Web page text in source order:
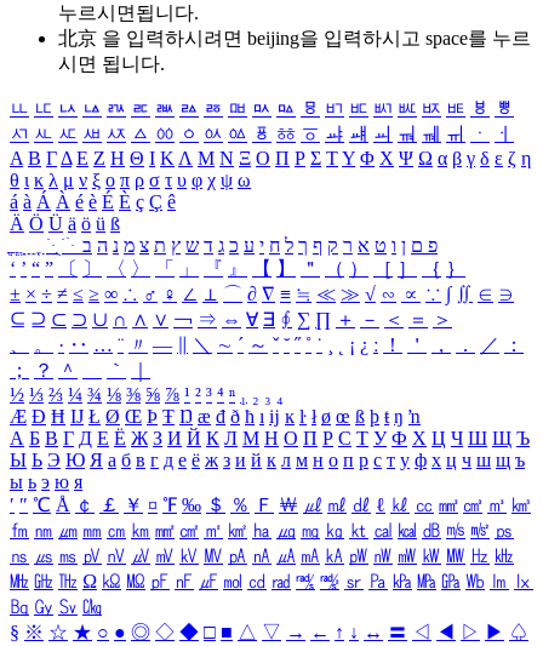
누르시면됩니다.
北京 을 입력하시려면 beijing을 입력하시고 space를 누르
시면 됩니다.
ㅥ ㅦ ㅧ ㅨ ㅩ ㅪ ㅫ ㅬ ㅭ ㅮ ㅯ ㅰ ㅱ ㅲ ㅳ ㅴ ㅵ ㅶ ㅷ ㅸ
ㅹ
ㅺ ㅻ ㅼ ㅽ ㅾ ㅿ ㆀ ㆁ ㆂ ㆃ ㆄ ㆅ ㆆ ㆇ ㆈ ㆉ ㆊ ㆋ ㆌ ㆍ
ㆎ
Α Β ΓΔ Ε Ζ Η Θ Ι ΚΛ Μ Ν Ξ Ο Π Ρ Σ ΤΥ Φ Χ Ψ Ω α β γ δ ε ζ η
θ ι κ λ μ ν ξ ο π ρ σ τ υ φ χ ψ ω
á à Á À é è É È ç Ç ê
Ä Ö Ü ä ö ü ß
ִֶֹ ֻּ ׁׂ פ ם ן ו ט א ר ק ף ך ל ח י ע כ ג ד ש ץ ת צ מ נ ה ב
‘ ’ “ ” 〔 〕 〈 〉 「 」 『 』 【 】 ＂ （ ） ［ ］ ｛ ｝
± × ÷ ≠ ≤ ≥ ∞ ∴ ♂ ♀ ∠ ⊥ ⌒ ∂ ∇ ≡ ≒ ≪ ≫ √ ∽ ∝ ∵ ∫ ∬ ∈ ∋
⊆ ⊇ ⊂ ⊃ ∪ ∩ ∧ ∨ ￢ ⇒ ⇔ ∀ ∃ ∮ ∑ ∏ ＋ － ＜ ＝
＞
、
。 · ‥ … ¨ 〃 ― ＼ ∼ ´ ～ ˇ ˘ ˝ ˚ ˙ ¸ ¡ ¿ ː ！ ＇ ， ． ／
：
；
？ ＾ ｀
½ ⅓ ⅔ ¼ ¾ ⅛ ⅜ ⅝ ⅞ ¹ ² ³ ⁴ ⁿ ₁ ₂ ₃ ₄
Æ Ð Ħ Ĳ Ł Ø Œ Þ Ŧ Ŋ æ đ ð ħ ı ĳ ĸ ŀ ł ø œ ß þ ŧ ŋ ŉ
А Б В Г Д Е Ё Ж З И Й К Л М Н О П Р С Т У Ф Х Ц Ч Ш Щ Ъ
Ы Ь Э Ю Я а б в г д е ё ж з и й к л м н о п р с т у ф х ц ч ш щ ъ
ы ь э ю я
′ ″ ℃ Å ￠ ￡ ￥ ¤ ℉ ‰ ＄ ％ Ｆ ￦ ㎕ ㎖ ㎗ ℓ ㎘ ㏄ ㎣ ㎤ ㎥ ㎦
㎙ ㎚ ㎛ ㎜ ㎝ ㎞ ㎟ ㎠ ㎡ ㎢ ㏊ ㎍ ㎎ ㎏ ㏏ ㎈ ㎉ ㏈ ㎧ ㎨ ㎰
㎱ ㎲ ㎳ ㎴ ㎵ ㎶ ㎷ ㎸ ㎹ ㎀ ㎁ ㎂ ㎃ ㎄ ㎺ ㎻ ㎽ ㎾ ㎿ ㎐ ㎑
㎒ ㎓ ㎔ Ω ㏀ ㏁ ㎊ ㎋ ㎌ ㏖ ㏅ ㎭ ㎮ ㎯ ㏛ ㎩ ㎪ ㎫ ㎬ ㏝ ㏐
㏓
㏃ ㏉ ㏜ ㏆
§ ※ ☆ ★ ○ ● ◎ ◇ ◆ □ ■ △ ▽ → ← ↑ ↓ ↔ 〓 ◁ ◀ ▷ ▶ ♤